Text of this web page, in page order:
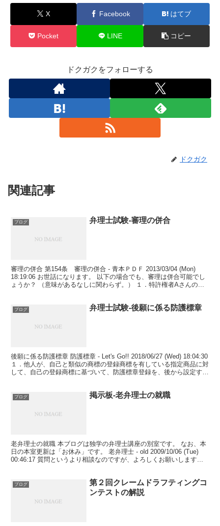
X Facebook はてブ
Pocket LINE コピー
ドクガクをフォローする
ドクガク
関連記事
ブログ 弁理士試験-審理の併合
審理の併合 第154条 審理の併合 - 青本ＰＤＦ 2013/03/04 (Mon)
18:19:06 お世話になります。 以下の場合でも、審理は併合可能でし
ょうか？ （意味があるなしに関わらず。） １．特許権者Aさんの特
ブログ 弁理士試験-後願に係る防護標章
後願に係る防護標章 防護標章 - Let's Go!! 2018/06/27 (Wed) 18:04:30
１．他人が、自己と類似の商標の登録商標を有している指定商品に対
して、自己の登録商標に基づいて、防護標章登録を、後から設定する
ブログ 掲示板-老弁理士の就職
老弁理士の就職 本ブログは独学の弁理士講座の別室です。 なお、本
日の本室更新は「お休み」です。 老弁理士 - old 2009/10/06 (Tue)
00:46:17 質問というより相談なのですが、よろしくお願いします。
ブログ
第２回クレームドラフティングコ
ンテストの解説